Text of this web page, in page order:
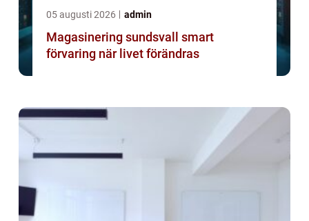
05 augusti 2026 admin
Magasinering sundsvall smart
förvaring när livet förändras